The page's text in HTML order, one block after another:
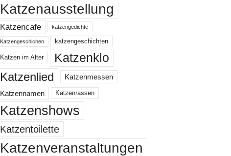
Katzenausstellung
Katzencafe katzengedichte
Katzengeschichen katzengeschichten
Katzen im Alter Katzenklo
Katzenlied
Katzenmessen
Katzennamen
Katzenrassen
Katzenshows
Katzentoilette
Katzenveranstaltungen